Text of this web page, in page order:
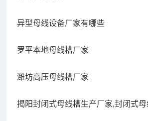
异型母线设备厂家有哪些
罗平本地母线槽厂家
潍坊高压母线槽厂家
揭阳封闭式母线槽生产厂家,封闭式